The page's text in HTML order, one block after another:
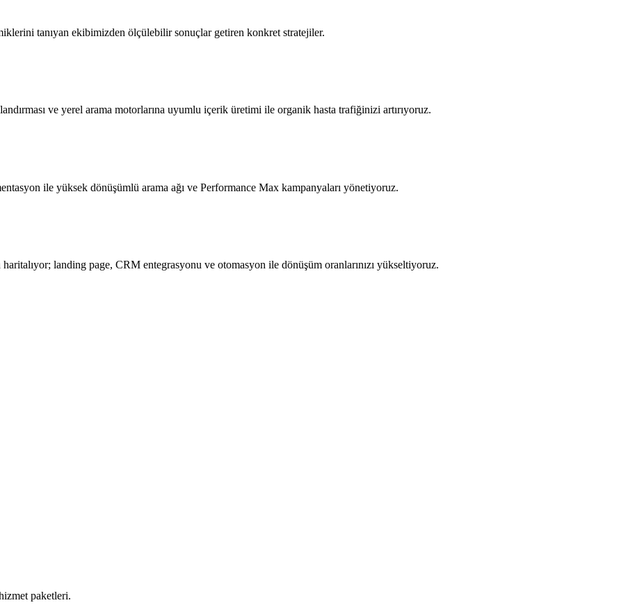
tanıyan ekibimizden ölçülebilir sonuçlar getiren konkret stratejiler.
ve yerel arama motorlarına uyumlu içerik üretimi ile organik hasta trafiğinizi artırıyoruz.
ile yüksek dönüşümlü arama ağı ve Performance Max kampanyaları yönetiyoruz.
landing page, CRM entegrasyonu ve otomasyon ile dönüşüm oranlarınızı yükseltiyoruz.
paketleri.